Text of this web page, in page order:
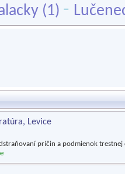
(1) -
Levice
príčin a podmienok